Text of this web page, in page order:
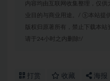
内容均由互联网收集整理，仅供
业目的与商业用途。/ ⑤本站提
版权归原著所有，禁止下载本站
请于24小时之内删除!/
打赏 收藏 海报